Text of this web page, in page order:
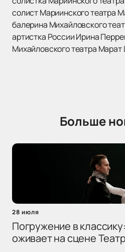
солист Мариинского театра
балерина Михайловского
артистка России Ирина
Михайловского театра
Больше
28 июля
Погружение в
оживает на сцене